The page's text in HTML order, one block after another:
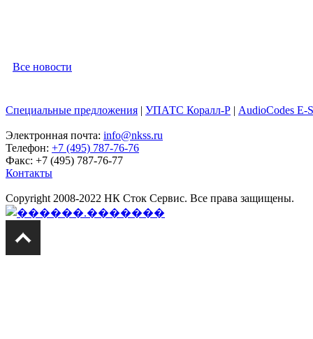
Все новости
Специальные предложения | УПАТС Коралл-Р | AudioCodes E-
Электронная почта: info@nkss.ru
Телефон: +7 (495) 787-76-76
Факс: +7 (495) 787-76-77
Контакты
Copyright 2008-2022 НК Сток Сервис. Все права защищены.